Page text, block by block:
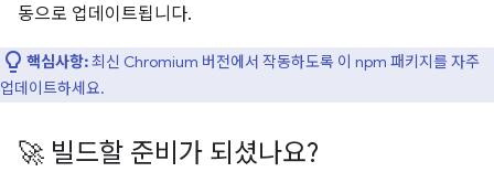
동으로 업데이트됩니다.
핵심사항:최신 Chromium 버전에서 작동하도록 이 npm 패키지를 자주
업데이트하세요.
🚀 빌드할 준비가 되셨나요?